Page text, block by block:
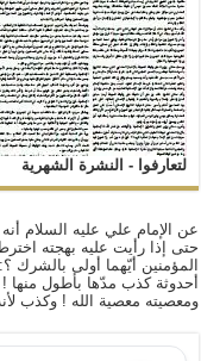
لتعارفوا - النشرة الشهرية
عن الإمام علي عليه السلام
حتى إذا رأيت عليه بهجته
المؤمنين أيّهما أولى بالشرك
أحدوثة كذب مدّها بأطول منها !
ومعصيته معصية الله ! وكذب